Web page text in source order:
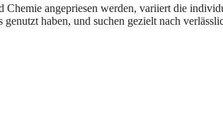
angepriesen werden, variiert die
haben, und suchen gezielt nach